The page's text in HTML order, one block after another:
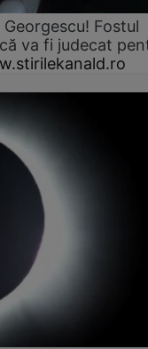
Fostul
va fi judecat